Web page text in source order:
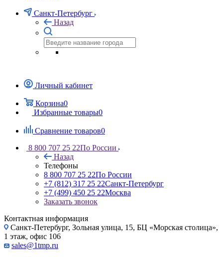
Санкт-Петербург
Назад
Личный кабинет
Корзина0
Избранные товары0
Сравнение товаров0
8 800 707 25 22По России
Назад
Телефоны
8 800 707 25 22По России
+7 (812) 317 25 22Санкт-Петербург
+7 (499) 450 25 22Москва
Заказать звонок
Контактная информация
Санкт-Петербург, Зольная улица, 15, БЦ «Морская столица»,
1 этаж, офис 106
sales@1tmp.ru